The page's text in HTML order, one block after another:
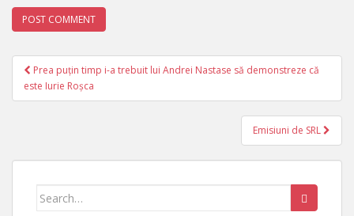
Post navigation
Prea puțin timp i-a trebuit lui Andrei Nastase să demonstreze că
este Iurie Roșca
Emisiuni de SRL
Search for: